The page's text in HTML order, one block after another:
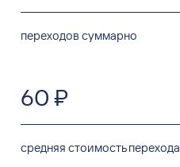
переходов суммарно
60 ₽
средняя стоимость перехода